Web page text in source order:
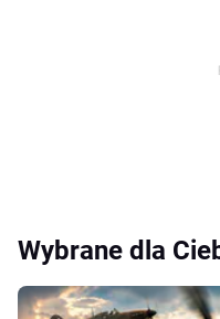
Wybrane dla